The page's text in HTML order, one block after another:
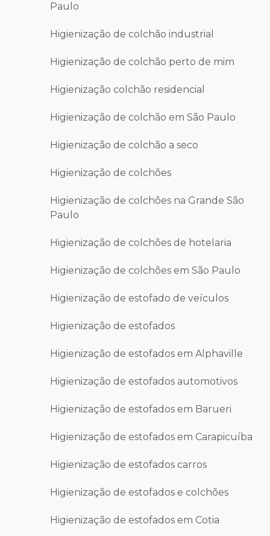
Paulo
Higienização de colchão industrial
Higienização de colchão perto de mim
Higienização colchão residencial
Higienização de colchão em São Paulo
Higienização de colchão a seco
Higienização de colchões
Higienização de colchões na Grande São
Paulo
Higienização de colchões de hotelaria
Higienização de colchões em São Paulo
Higienização de estofado de veículos
Higienização de estofados
Higienização de estofados em Alphaville
Higienização de estofados automotivos
Higienização de estofados em Barueri
Higienização de estofados em Carapicuíba
Higienização de estofados carros
Higienização de estofados e colchões
Higienização de estofados em Cotia